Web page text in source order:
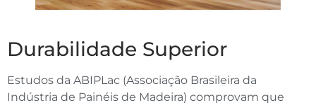
Durabilidade Superior
Estudos da ABIPLac (Associação Brasileira da
Indústria de Painéis de Madeira) comprovam que